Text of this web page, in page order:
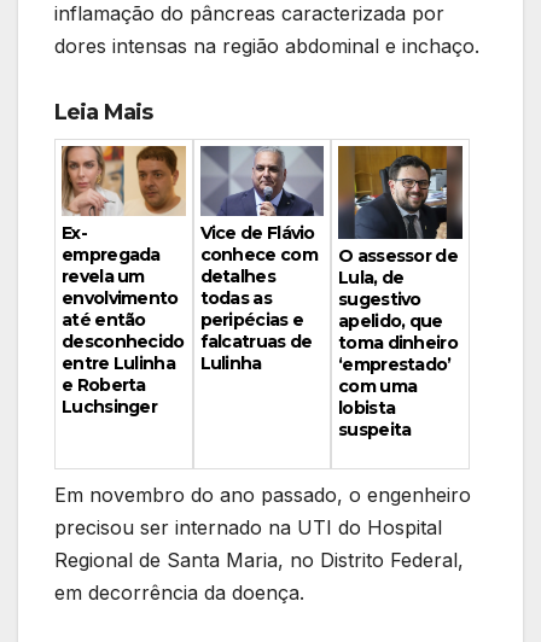
inflamação do pâncreas caracterizada por
dores intensas na região abdominal e inchaço.
Leia Mais
Ex-
empregada
revela um
envolvimento
até então
desconhecido
entre Lulinha
e Roberta
Luchsinger
Vice de Flávio
conhece com
detalhes
todas as
peripécias e
falcatruas de
Lulinha
O assessor de
Lula, de
sugestivo
apelido, que
toma dinheiro
‘emprestado’
com uma
lobista
suspeita
Em novembro do ano passado, o engenheiro
precisou ser internado na UTI do Hospital
Regional de Santa Maria, no Distrito Federal,
em decorrência da doença.